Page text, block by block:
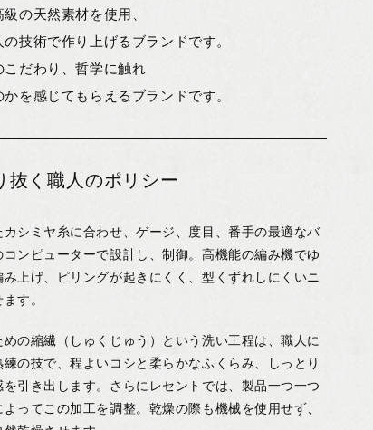
の天然素材を使用、
技術で作り上げるブランドです。
だわり、哲学に触れ
を感じてもらえるブランドです。
抜く職人のポリシー
カシミヤ糸に合わせ、ゲージ、度目、番手の最適なバ
ンピューターで設計し、制御。高機能の編み機でゆ
み上げ、ピリングが起きにくく、型くずれしにくいニ
す。
の縮繊（しゅくじゅう）という洗い工程は、職人に
の技で、程よいコシと柔らかなふくらみ、しっとり
を引き出します。さらにレセントでは、製品一つ一つ
ってこの加工を調整。乾燥の際も機械を使用せず、